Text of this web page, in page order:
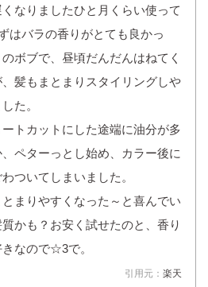
なりましたひと月くらい使って
はバラの香りがとても良かっ
ボブで、昼頃だんだんはねてく
、髪もまとまりスタイリングしや
た。
トカットにした途端に油分が多
ペターっとし始め、カラー後に
ついてしまいました。
まりやすくなった～と喜んでい
かも？お安く試せたのと、香り
なので☆3で。
引用元： 楽天